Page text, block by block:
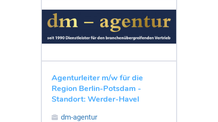
Agenturleiter m/w für die
Region Berlin-Potsdam -
Standort: Werder-Havel
dm-agentur